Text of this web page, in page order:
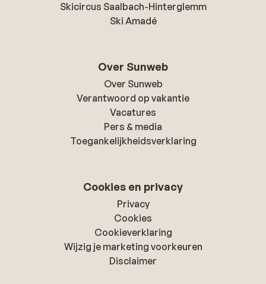
Skicircus Saalbach-Hinterglemm
Ski Amadé
Over Sunweb
Over Sunweb
Verantwoord op vakantie
Vacatures
Pers & media
Toegankelijkheidsverklaring
Cookies en privacy
Privacy
Cookies
Cookieverklaring
Wijzig je marketing voorkeuren
Disclaimer